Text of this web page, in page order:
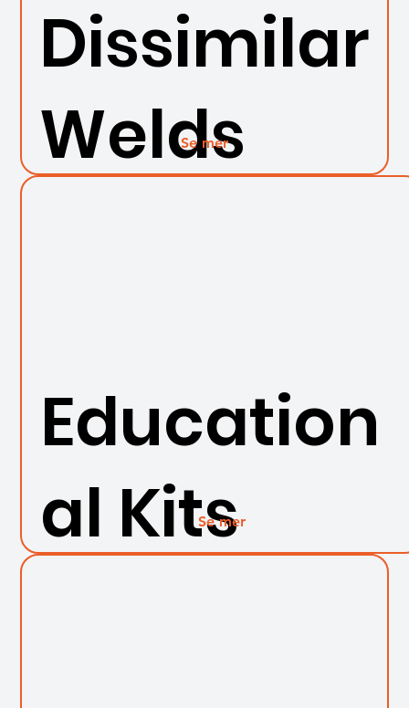
Dissimilar
Welds
Se mer
Education
al Kits
Se mer